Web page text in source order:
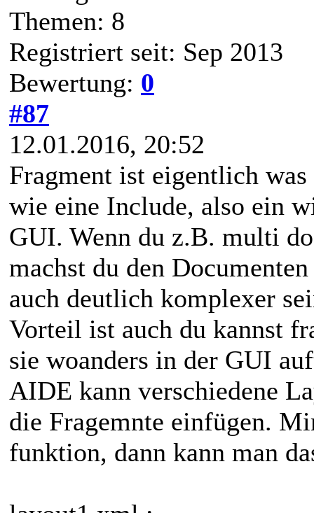
Themen: 8
Registriert seit: Sep 2013
Bewertung: 0
#87
12.01.2016, 20:52
Fragment ist eigentlich
wie eine Include, also ein
GUI. Wenn du z.B. multi
machst du den
auch deutlich komplexer
Vorteil ist auch du kannst
sie woanders in der GUI
AIDE kann verschiedene
die Fragemnte einfügen.
funktion, dann kann man